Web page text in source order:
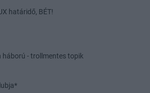
határidő, BÉT!
háború - trollmentes topik